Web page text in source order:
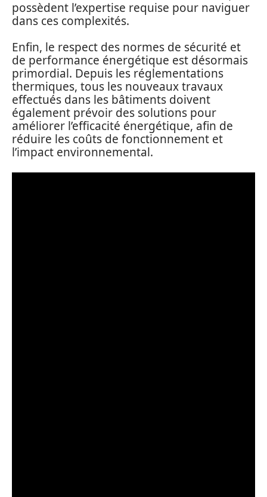
possèdent l’expertise requise pour naviguer
dans ces complexités.
Enfin, le respect des normes de sécurité et
de performance énergétique est désormais
primordial. Depuis les réglementations
thermiques, tous les nouveaux travaux
effectués dans les bâtiments doivent
également prévoir des solutions pour
améliorer l’efficacité énergétique, afin de
réduire les coûts de fonctionnement et
l’impact environnemental.